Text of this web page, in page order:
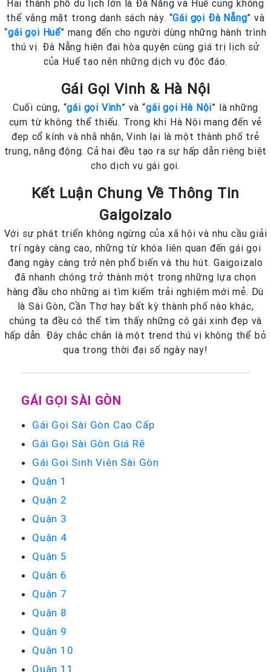
Hai thành phố du lịch lớn là Đà Nẵng và Huế cũng không
thể vắng mặt trong danh sách này. “Gái gọi Đà Nẵng” và
“gái gọi Huế” mang đến cho người dùng những hành trình
thú vị. Đà Nẵng hiện đại hòa quyện cùng giá trị lịch sử
của Huế tạo nên những dịch vụ độc đáo.
Gái Gọi Vinh & Hà Nội
Cuối cùng, “gái gọi Vinh” và “gái gọi Hà Nội” là những
cụm từ không thể thiếu. Trong khi Hà Nội mang đến vẻ
đẹp cổ kính và nhã nhặn, Vinh lại là một thành phố trẻ
trung, năng động. Cả hai đều tạo ra sự hấp dẫn riêng biệt
cho dịch vụ gái gọi.
Kết Luận Chung Về Thông Tin
Gaigoizalo
Với sự phát triển không ngừng của xã hội và nhu cầu giải
trí ngày càng cao, những từ khóa liên quan đến gái gọi
đang ngày càng trở nên phổ biến và thu hút. Gaigoizalo
đã nhanh chóng trở thành một trong những lựa chọn
hàng đầu cho những ai tìm kiếm trải nghiệm mới mẻ. Dù
là Sài Gòn, Cần Thơ hay bất kỳ thành phố nào khác,
chúng ta đều có thể tìm thấy những cô gái xinh đẹp và
hấp dẫn. Đây chắc chắn là một trend thú vị không thể bỏ
qua trong thời đại số ngày nay!
GÁI GỌI SÀI GÒN
Gái Gọi Sài Gòn Cao Cấp
Gái Gọi Sài Gòn Giá Rẽ
Gái Gọi Sinh Viên Sài Gòn
Quận 1
Quận 2
Quận 3
Quận 4
Quận 5
Quận 6
Quận 7
Quận 8
Quận 9
Quận 10
Quận 11